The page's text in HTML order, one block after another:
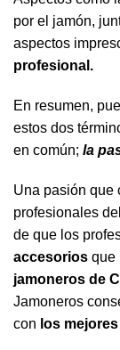
por el jamón,
aspectos
profesional.
En resumen,
estos dos
en común; la
Una pasión que
profesionales
de que los
accesorios que
jamoneros de
Jamoneros
con los